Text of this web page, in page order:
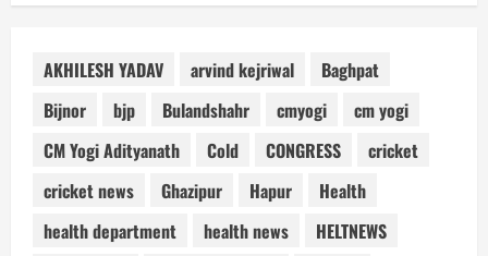
AKHILESH YADAV arvind kejriwal
Baghpat
Bijnor
bjp Bulandshahr cmyogi
cm yogi
CM Yogi Adityanath
Cold CONGRESS
cricket
cricket news
Ghazipur Hapur
Health
health department
health news
HELTNEWS